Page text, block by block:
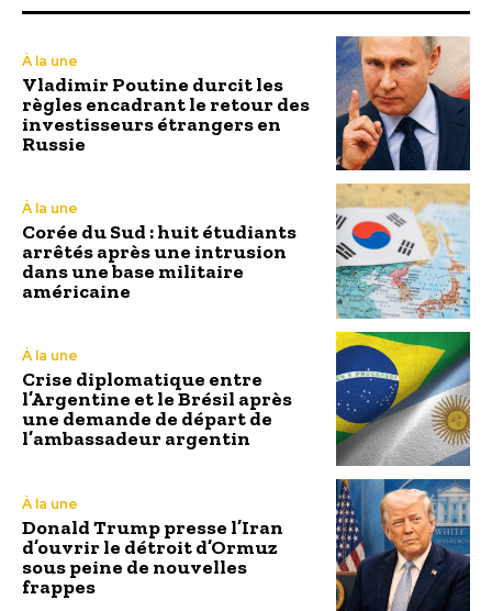
À la une
Vladimir Poutine durcit les
règles encadrant le retour des
investisseurs étrangers en
Russie
À la une
Corée du Sud : huit étudiants
arrêtés après une intrusion
dans une base militaire
américaine
À la une
Crise diplomatique entre
l’Argentine et le Brésil après
une demande de départ de
l’ambassadeur argentin
À la une
Donald Trump presse l’Iran
d’ouvrir le détroit d’Ormuz
sous peine de nouvelles
frappes